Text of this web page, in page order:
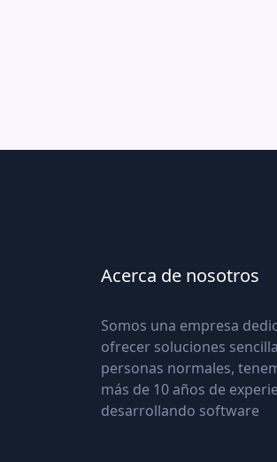
Acerca de nosotros
Somos una empresa
ofrecer soluciones
personas normales,
más de 10 años de
desarrollando software